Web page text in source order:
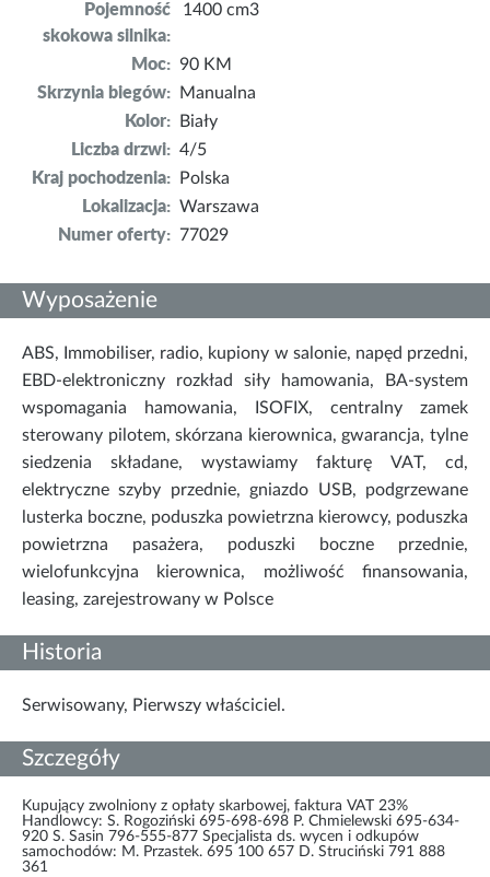
Pojemność
skokowa silnika:
1400 cm3
Moc: 90 KM
Skrzynia biegów:
Manualna
Kolor:
Biały
Liczba drzwi: 4/5
Kraj pochodzenia:
Polska
Lokalizacja: Warszawa
Numer oferty: 77029
Wyposażenie
ABS, Immobiliser, radio, kupiony w salonie, napęd przedni,
EBD-elektroniczny rozkład siły hamowania, BA-system
wspomagania hamowania, ISOFIX, centralny zamek
sterowany pilotem, skórzana kierownica, gwarancja, tylne
siedzenia składane, wystawiamy fakturę VAT, cd,
elektryczne szyby przednie, gniazdo USB, podgrzewane
lusterka boczne, poduszka powietrzna kierowcy, poduszka
powietrzna pasażera, poduszki boczne przednie,
wielofunkcyjna kierownica, możliwość finansowania,
leasing, zarejestrowany w Polsce
Historia
Serwisowany, Pierwszy właściciel.
Szczegóły
Kupujący zwolniony z opłaty skarbowej, faktura VAT 23%
Handlowcy: S. Rogoziński 695-698-698 P. Chmielewski 695-634-
920 S. Sasin 796-555-877 Specjalista ds. wycen i odkupów
samochodów: M. Przastek. 695 100 657 D. Struciński 791 888
361